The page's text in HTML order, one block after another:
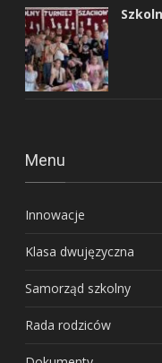
Menu
Innowacje
Klasa dwujęzyczna
Samorząd szkolny
Rada rodziców